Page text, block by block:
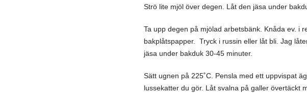
Strö lite mjöl över degen. Låt den jäsa under
Ta upp degen på mjölad arbetsbänk. Knåda ev. i
bakplåtspapper. Tryck i russin eller låt bli. Jag
jäsa under bakduk 30-45 minuter.
Sätt ugnen på 225˚C. Pensla med ett uppvispat
lussekatter du gör. Låt svalna på galler övertäckt